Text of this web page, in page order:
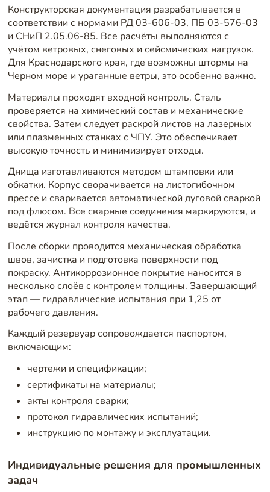
Конструкторская документация разрабатывается в
соответствии с нормами РД 03-606-03, ПБ 03-576-03
и СНиП 2.05.06-85. Все расчёты выполняются с
учётом ветровых, снеговых и сейсмических нагрузок.
Для Краснодарского края, где возможны штормы на
Черном море и ураганные ветры, это особенно важно.
Материалы проходят входной контроль. Сталь
проверяется на химический состав и механические
свойства. Затем следует раскрой листов на лазерных
или плазменных станках с ЧПУ. Это обеспечивает
высокую точность и минимизирует отходы.
Днища изготавливаются методом штамповки или
обкатки. Корпус сворачивается на листогибочном
прессе и сваривается автоматической дуговой сваркой
под флюсом. Все сварные соединения маркируются, и
ведётся журнал контроля качества.
После сборки проводится механическая обработка
швов, зачистка и подготовка поверхности под
покраску. Антикоррозионное покрытие наносится в
несколько слоёв с контролем толщины. Завершающий
этап — гидравлические испытания при 1,25 от
рабочего давления.
Каждый резервуар сопровождается паспортом,
включающим:
чертежи и спецификации;
сертификаты на материалы;
акты контроля сварки;
протокол гидравлических испытаний;
инструкцию по монтажу и эксплуатации.
Индивидуальные решения для промышленных
задач